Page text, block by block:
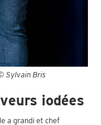
Sylvain Bris
iodées
a grandi et chef